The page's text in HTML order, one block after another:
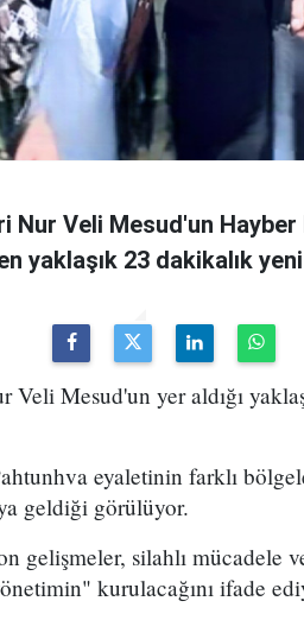
Nur Veli Mesud'un
23 dakikalık yeni
Mesud'un yer aldığı
eyaletinin farklı
geldiği görülüyor.
gelişmeler, silahlı mücadele
kurulacağını ifade